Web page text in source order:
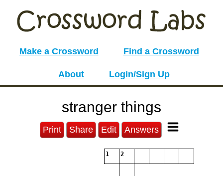
Make a Crossword Find a Crossword
About Login/Sign Up
stranger things
Print Share Edit Answers
1 2